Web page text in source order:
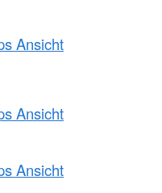
Ansicht
Ansicht
Ansicht